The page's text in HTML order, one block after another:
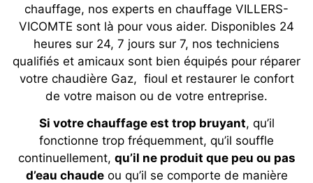
chauffage, nos experts en chauffage VILLERS-
VICOMTE sont là pour vous aider. Disponibles 24
heures sur 24, 7 jours sur 7, nos techniciens
qualifiés et amicaux sont bien équipés pour réparer
votre chaudière Gaz, fioul et restaurer le confort
de votre maison ou de votre entreprise.
Si votre chauffage est trop bruyant, qu’il
fonctionne trop fréquemment, qu’il souffle
continuellement, qu’il ne produit que peu ou pas
d’eau chaudeou qu’il se comporte de manière